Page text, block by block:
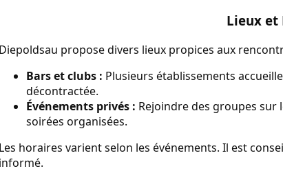
Lieux et
Diepoldsau propose divers lieux propices aux
Bars et clubs : Plusieurs établissements
décontractée.
Événements privés : Rejoindre des groupes sur
soirées organisées.
Les horaires varient selon les événements. Il est
informé.